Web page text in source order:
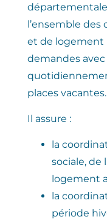
l’ensemble
et de logement
demandes
places vacantes.
Il assure :
la
sociale, de
logement
la
période